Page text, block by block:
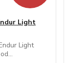
Light
Light